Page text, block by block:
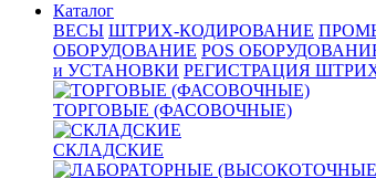
Каталог
ВЕСЫ ШТРИХ-КОДИРОВАНИЕ
ОБОРУДОВАНИЕ POS
и УСТАНОВКИ РЕГИСТРАЦИЯ
ТОРГОВЫЕ (ФАСОВОЧНЫЕ)
СКЛАДСКИЕ